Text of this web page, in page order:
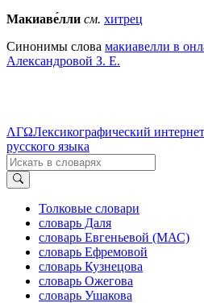
Макиаве́лли см. хитрец
Синонимы слова макиавелли в
Александровой З. Е.
ΛΓΩЛексикографический
русского языка
Толковые словари
словарь Даля
словарь Евгеньевой (МАС)
словарь Ефремовой
словарь Кузнецова
словарь Ожегова
словарь Ушакова